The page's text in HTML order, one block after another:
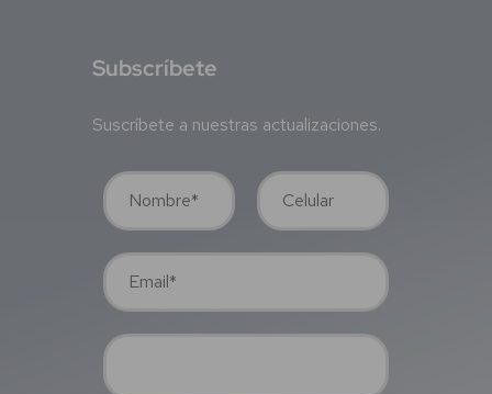
Subscríbete
Suscríbete a nuestras actualizaciones.